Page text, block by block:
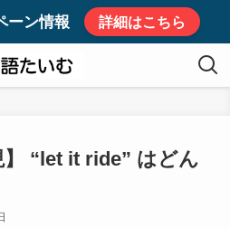
ーン情報 詳細はこちら
】 “let it ride” はどん